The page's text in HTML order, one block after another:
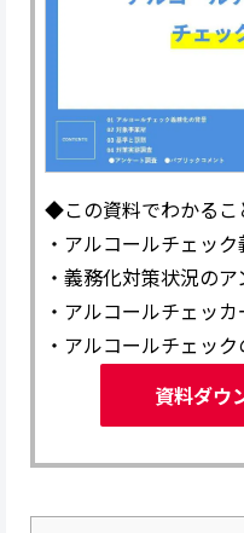
◆この資料でわかるこ
・アルコールチェッ
・義務化対策状況の
・アルコールチェッ
・アルコールチェッ
資料ダウ